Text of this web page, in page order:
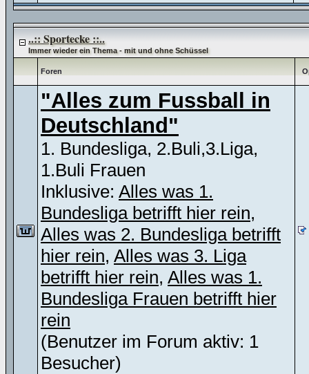
..:: Sportecke ::..
Immer wieder ein Thema - mit und ohne Schüssel
Foren
"Alles zum Fussball in
Deutschland"
1. Bundesliga, 2.Buli,3.Liga,
1.Buli Frauen
Inklusive: Alles was 1.
Bundesliga betrifft hier rein,
Alles was 2. Bundesliga betrifft
hier rein, Alles was 3. Liga
betrifft hier rein, Alles was 1.
Bundesliga Frauen betrifft hier
rein
(Benutzer im Forum aktiv: 1
Besucher)